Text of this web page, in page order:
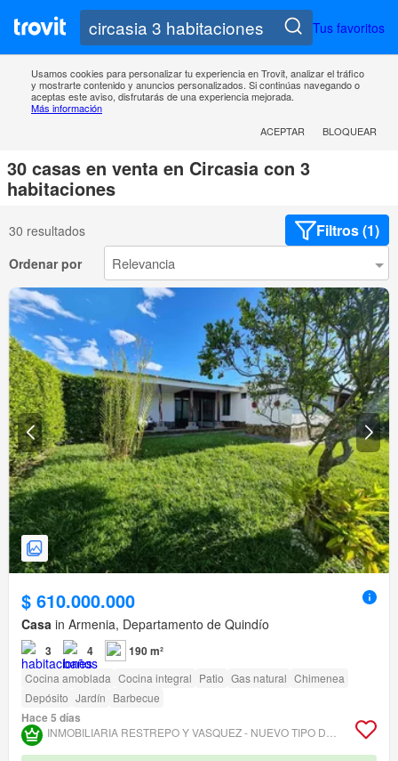
Tus favoritos
Usamos cookies para personalizar tu experiencia en Trovit, analizar el tráfico
y mostrarte contenido y anuncios personalizados. Si continúas navegando o
aceptas este aviso, disfrutarás de una experiencia mejorada.
Más información
ACEPTAR
BLOQUEAR
30 casas en venta en Circasia con 3
habitaciones
30 resultados Filtros (1)
Ordenar por
$ 610.000.000
Casa in Armenia, Departamento de Quindío
3 4 190 m²
Cocina amoblada Cocina integral Patio Gas natural Chimenea
Depósito Jardín Barbecue
Hace 5 días